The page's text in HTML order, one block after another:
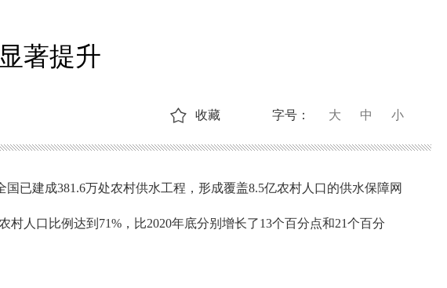
著提升
字号： 大 中 小
收藏
已建成381.6万处农村供水工程，形成覆盖8.5亿农村人口的供水保障网
人口比例达到71%，比2020年底分别增长了13个百分点和21个百分